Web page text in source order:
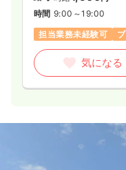
時間 9:00～19:00
担当業務未経験可
気になる